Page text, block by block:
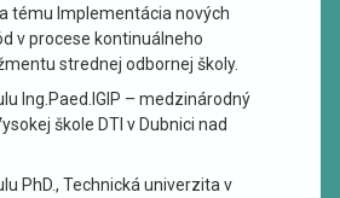
tému Implementácia nových
v procese kontinuálneho
strednej odbornej školy.
Ing.Paed.IGIP – medzinárodný
škole DTI v Dubnici nad
PhD., Technická univerzita v